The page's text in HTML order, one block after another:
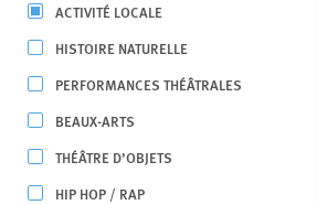
ACTIVITÉ LOCALE
HISTOIRE NATURELLE
PERFORMANCES THÉÂTRALES
BEAUX-ARTS
THÉÂTRE D’OBJETS
HIP HOP / RAP